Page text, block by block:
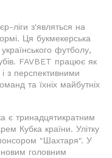
ліги з'являться на
Ця букмекерська
футболу,
FAVBET працює як
з перспективними
та їхніх майбутніх
є тринадцятикратним
Кубка країни. Улітку
"Шахтаря". У
новим головним